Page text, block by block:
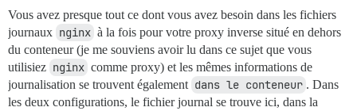
Vous avez presque tout ce dont vous avez besoin dans les fichiers
journaux nginx à la fois pour votre proxy inverse situé en dehors
du conteneur (je me souviens avoir lu dans ce sujet que vous
utilisiez nginx comme proxy) et les mêmes informations de
journalisation se trouvent également dans le conteneur . Dans
les deux configurations, le fichier journal se trouve ici, dans la